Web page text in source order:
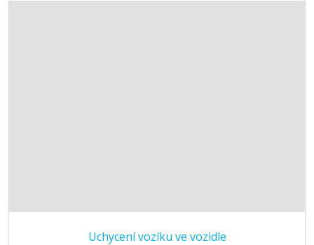
Uchycení vozíku ve vozidle